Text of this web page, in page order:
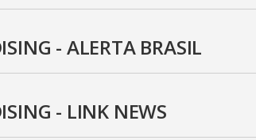
- ALERTA BRASIL
- LINK NEWS